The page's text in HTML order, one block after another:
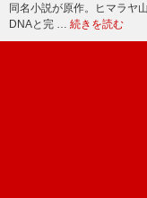
同名小説が原作。ヒマラヤ
DNAと完 … 続きを読む